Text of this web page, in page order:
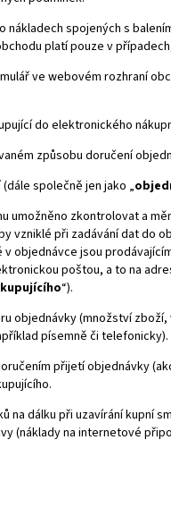
spojených s
platí pouze v
ve webovém rozhraní
do elektronického
způsobu doručení
společně jen jako „
umožněno zkontrolovat a
vzniklé při zadávání dat do
objednávce jsou
poštou, a to na
“).
objednávky (množství
písemně či telefonicky).
přijetí objednávky
dálku při uzavírání kupní
(náklady na internetové